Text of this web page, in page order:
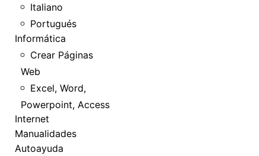
Italiano
Portugués
Informática
Crear Páginas
Web
Excel, Word,
Powerpoint, Access
Internet
Manualidades
Autoayuda